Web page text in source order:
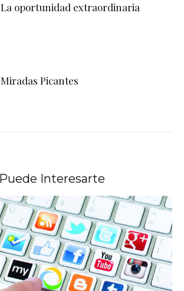
La oportunidad extraordinaria
Miradas Picantes
Puede Interesarte